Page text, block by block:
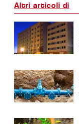
Altri articoli di